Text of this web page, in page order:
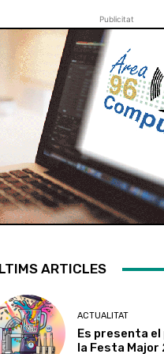
Publicitat
ARTICLES
ACTUALITAT
Es presenta
la Festa Major